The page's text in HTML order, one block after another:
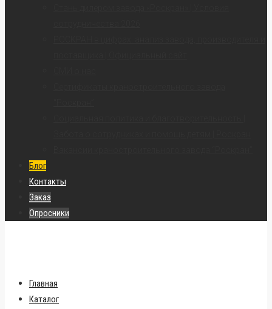
Блог
Контакты
Заказ
Опросники
Главная
Каталог